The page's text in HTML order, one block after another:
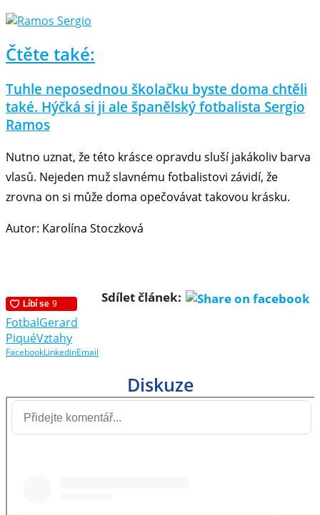
Čtěte také:
Tuhle neposednou školačku byste doma chtěli
také. Hýčká si ji ale španělský fotbalista Sergio
Ramos
Nutno uznat, že této krásce opravdu sluší jakákoliv barva
vlasů. Nejeden muž slavnému fotbalistovi závidí, že
zrovna on si může doma opečovávat takovou krásku.
Autor: Karolína Stoczková
Sdílet článek:
FotbalGerard
PiquéVztahy
FacebookLinkedinEmail
Diskuze